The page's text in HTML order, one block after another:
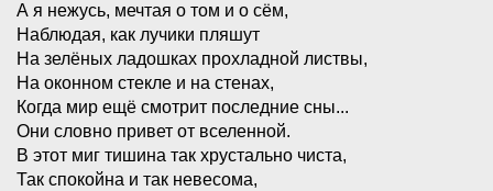
А я нежусь, мечтая о том и о сём,
Наблюдая, как лучики пляшут
На зелёных ладошках прохладной листвы,
На оконном стекле и на стенах,
Когда мир ещё смотрит последние сны...
Они словно привет от вселенной.
В этот миг тишина так хрустально чиста,
Так спокойна и так невесома,